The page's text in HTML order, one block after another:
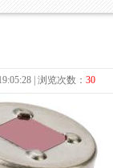
| 浏览次数： 30